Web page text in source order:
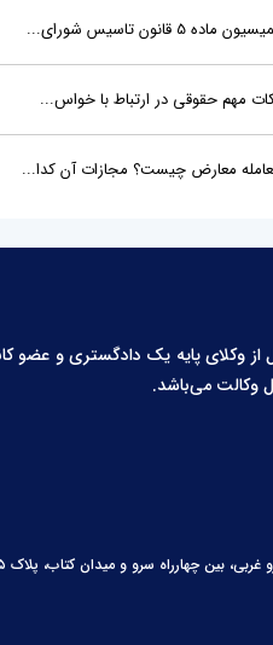
ماده 5 قانون تاسیس شورای...
مهم حقوقی در ارتباط با خواس...
معارض چیست؟ مجازات آن کدا...
وکلای پایه یک دادگستری و عضو
وکالت می‌باشد.
بین چهارراه سرو و میدان کتاب، پلاک ۱۴۵، زنگ اول